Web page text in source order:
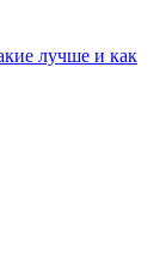
лучше и как